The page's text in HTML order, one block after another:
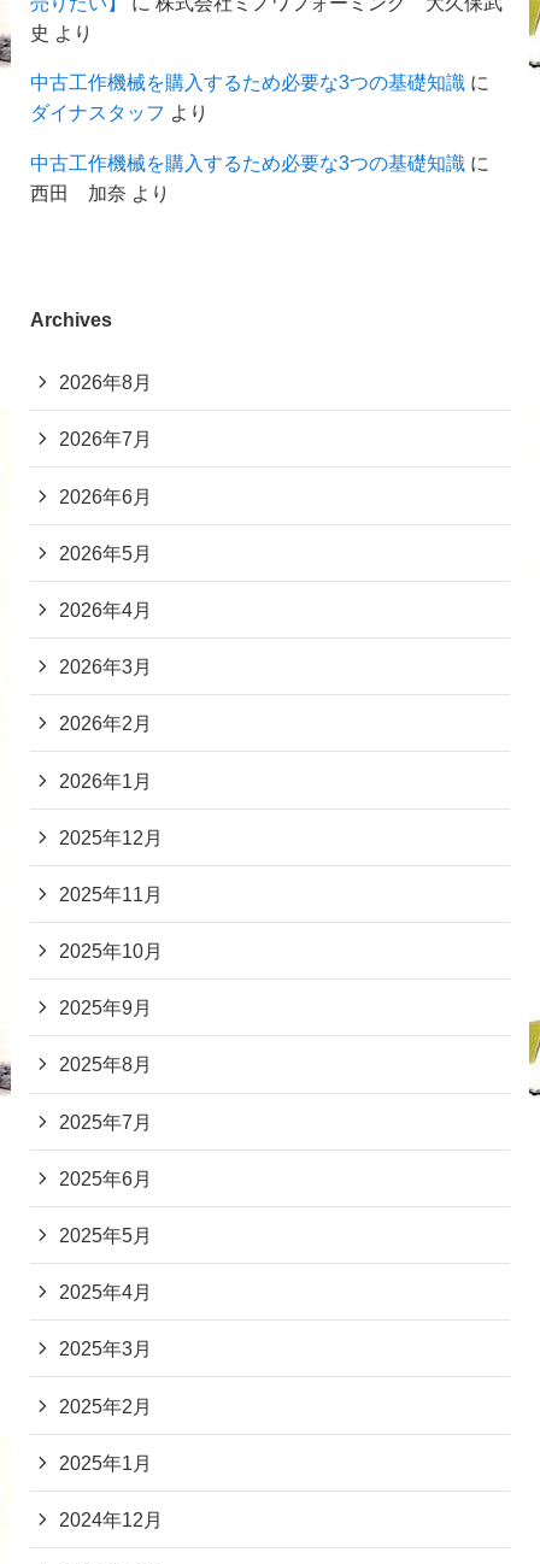
史 より
中古工作機械を購入するため必要な3つの基礎知識に
ダイナスタッフ より
中古工作機械を購入するため必要な3つの基礎知識 に
西田 加奈 より
Archives
2026年8月
2026年7月
2026年6月
2026年5月
2026年4月
2026年3月
2026年2月
2026年1月
2025年12月
2025年11月
2025年10月
2025年9月
2025年8月
2025年7月
2025年6月
2025年5月
2025年4月
2025年3月
2025年2月
2025年1月
2024年12月